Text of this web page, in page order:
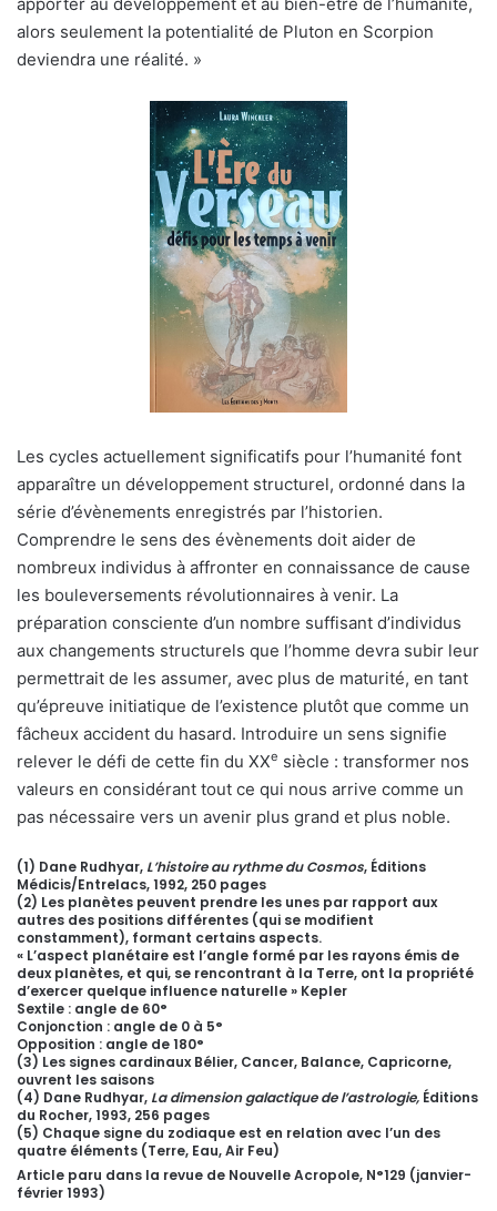
alors seulement la potentialité de Pluton en Scorpion
deviendra une réalité. »
Les cycles actuellement significatifs pour l’humanité font
apparaître un développement structurel, ordonné dans la
série d’évènements enregistrés par l’historien.
Comprendre le sens des évènements doit aider de
nombreux individus à affronter en connaissance de cause
les bouleversements révolutionnaires à venir. La
préparation consciente d’un nombre suffisant d’individus
aux changements structurels que l’homme devra subir leur
permettrait de les assumer, avec plus de maturité, en tant
qu’épreuve initiatique de l’existence plutôt que comme un
fâcheux accident du hasard. Introduire un sens signifie
relever le défi de cette fin du XXe siècle : transformer nos
valeurs en considérant tout ce qui nous arrive comme un
pas nécessaire vers un avenir plus grand et plus noble.
(1) Dane Rudhyar, L’histoire au rythme du Cosmos, Éditions
Médicis/Entrelacs, 1992, 250 pages
(2) Les planètes peuvent prendre les unes par rapport aux
autres des positions différentes (qui se modifient
constamment), formant certains aspects.
« L’aspect planétaire est l’angle formé par les rayons émis de
deux planètes, et qui, se rencontrant à la Terre, ont la propriété
d’exercer quelque influence naturelle » Kepler
Sextile : angle de 60°
Conjonction : angle de 0 à 5°
Opposition : angle de 180°
(3) Les signes cardinaux Bélier, Cancer, Balance, Capricorne,
ouvrent les saisons
(4) Dane Rudhyar, La dimension galactique de l’astrologie, Éditions
du Rocher, 1993, 256 pages
(5) Chaque signe du zodiaque est en relation avec l’un des
quatre éléments (Terre, Eau, Air Feu)
Article paru dans la revue de Nouvelle Acropole, N°129 (janvier-
février 1993)